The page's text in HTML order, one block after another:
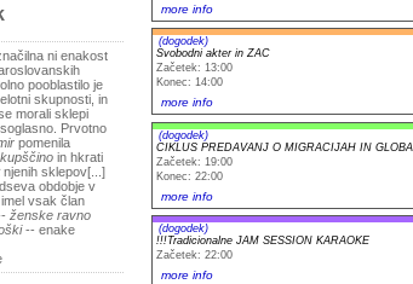
ni enakost
pooblastilo je
skupnosti, in
morali sklepi
Prvotno
pomenila
in hkrati
njenih sklepov[...]
obdobje v
vsak član
ženske ravno
-- enake
more info
(dogodek)
Svobodni akter in ZAC
Začetek: 13:00
Konec: 14:00
more info
(dogodek)
CIKLUS PREDAVANJ O MIGRACIJAH IN
Začetek: 19:00
Konec: 22:00
more info
(dogodek)
!!!Tradicionalne JAM SESSION KARAOKE
Začetek: 22:00
more info